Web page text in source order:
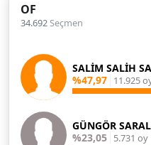
OF
34.692Seçmen
SALİM SALİH
%47,97 11.925
GÜNGÖR SARAL
%23,05 5.731 oy